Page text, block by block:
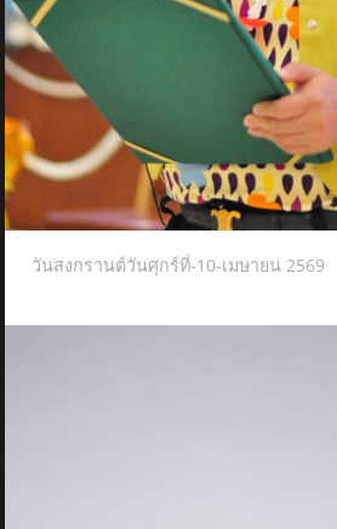
วันสงกรานต์วันศุกร์ที่-10-เมษายน 2569